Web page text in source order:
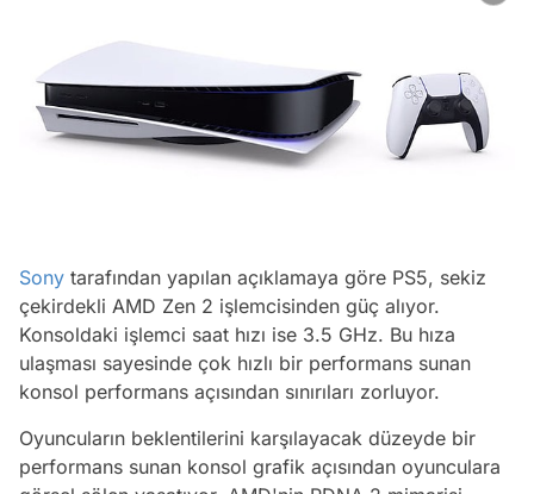
Sony tarafından yapılan açıklamaya göre PS5, sekiz
çekirdekli AMD Zen 2 işlemcisinden güç alıyor.
Konsoldaki işlemci saat hızı ise 3.5 GHz. Bu hıza
ulaşması sayesinde çok hızlı bir performans sunan
konsol performans açısından sınırıları zorluyor.
Oyuncuların beklentilerini karşılayacak düzeyde bir
performans sunan konsol grafik açısından oyunculara